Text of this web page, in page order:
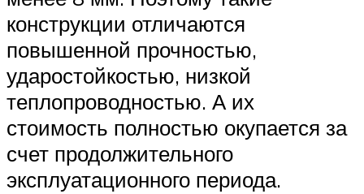
конструкции отличаются
повышенной прочностью,
ударостойкостью, низкой
теплопроводностью. А их
стоимость полностью окупается за
счет продолжительного
эксплуатационного периода.